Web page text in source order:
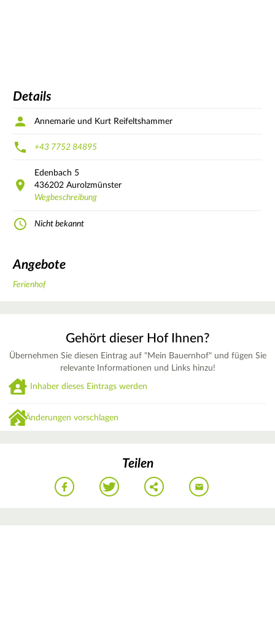
Details
Annemarie und Kurt Reifeltshammer
+43 7752 84895
Edenbach 5
436202 Aurolzmünster
Wegbeschreibung
Nicht bekannt
Angebote
Ferienhof
Gehört dieser Hof Ihnen?
Übernehmen Sie diesen Eintrag auf "Mein Bauernhof" und fügen Sie
relevante Informationen und Links hinzu!
Inhaber dieses Eintrags werden
Änderungen vorschlagen
Teilen